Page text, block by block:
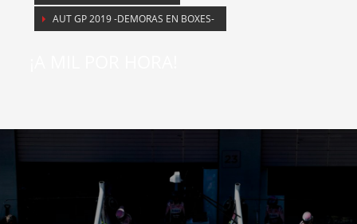
AUT GP 2019 -DEMORAS EN BOXES-